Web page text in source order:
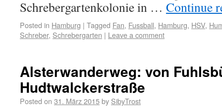
Schrebergartenkolonie in … Continue
Posted in Hamburg | Tagged Fan, Fussball, Hamburg, HSV,
Schreber, Schrebergarten | Leave a comment
Alsterwanderweg: von
Hudtwalckerstraße
Posted on 31. März 2015by SibyTrost